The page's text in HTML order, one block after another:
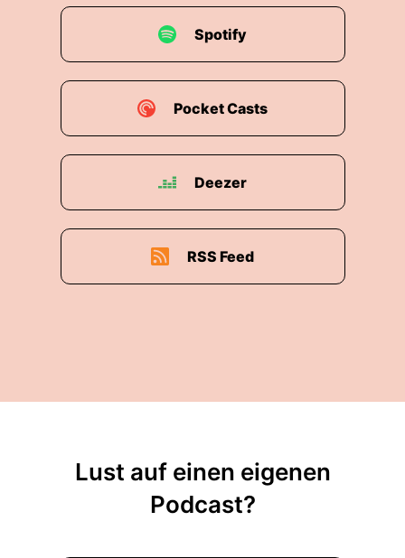
Spotify
Pocket Casts
Deezer
RSS Feed
Lust auf einen eigenen
Podcast?